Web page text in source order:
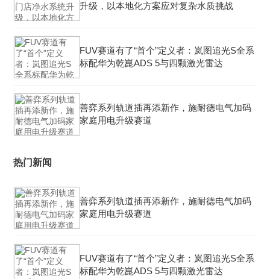
升级，以本地化方案应对复杂水质挑战
FUV赛道有了“首个”定义者：岚图追光S全系
标配华为乾崑ADS 5与四颗激光雷达
善弈系列轨道插再添新作，施耐德电气加码
家庭用电升级赛道
热门新闻
善弈系列轨道插再添新作，施耐德电气加码
家庭用电升级赛道
FUV赛道有了“首个”定义者：岚图追光S全系
标配华为乾崑ADS 5与四颗激光雷达